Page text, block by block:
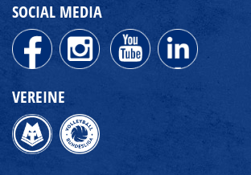
SOCIAL MEDIA
VEREINE